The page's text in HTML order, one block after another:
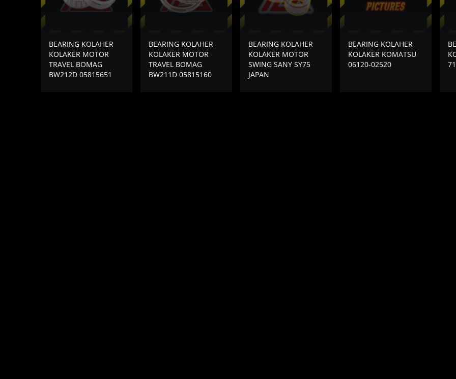
BEARING KOLAHER
KOLAKER MOTOR
TRAVEL BOMAG
BW212D 05815651
BEARING KOLAHER
KOLAKER MOTOR
TRAVEL BOMAG
BW211D 05815160
BEARING KOLAHER
KOLAKER MOTOR
SWING SANY SY75
JAPAN
BEARING KOLAHER
KOLAKER KOMATSU
06120-02520